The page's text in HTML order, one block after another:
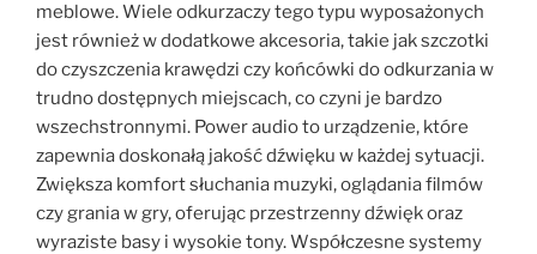
meblowe. Wiele odkurzaczy tego typu wyposażonych
jest również w dodatkowe akcesoria, takie jak szczotki
do czyszczenia krawędzi czy końcówki do odkurzania w
trudno dostępnych miejscach, co czyni je bardzo
wszechstronnymi. Power audio to urządzenie, które
zapewnia doskonałą jakość dźwięku w każdej sytuacji.
Zwiększa komfort słuchania muzyki, oglądania filmów
czy grania w gry, oferując przestrzenny dźwięk oraz
wyraziste basy i wysokie tony. Współczesne systemy